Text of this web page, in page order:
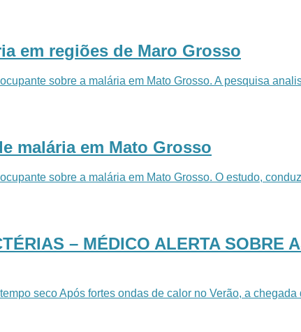
em regiões de Maro Grosso
sobre a malária em Mato Grosso. A pesquisa
malária em Mato Grosso
sobre a malária em Mato Grosso. O estudo,
– MÉDICO ALERTA SOBRE
seco Após fortes ondas de calor no Verão, a